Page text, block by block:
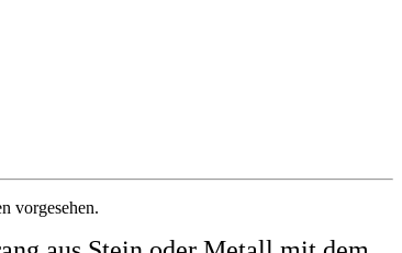
vorgesehen.